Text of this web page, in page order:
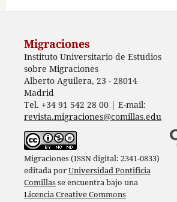
Migraciones
Instituto Universitario de Estudios
sobre Migraciones
Alberto Aguilera, 23 - 28014
Madrid
Tel. +34 91 542 28 00 | E-mail:
revista.migraciones@comillas.edu
Migraciones (ISSN digital: 2341-0833)
editada porUniversidad Pontificia
Comillasse encuentra bajo una
Licencia Creative Commons